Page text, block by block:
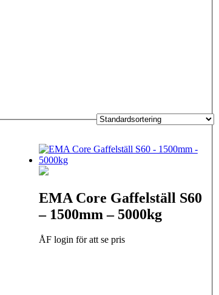
EMA Core Gaffelställ S60
– 1500mm – 5000kg
ÅF login för att se pris